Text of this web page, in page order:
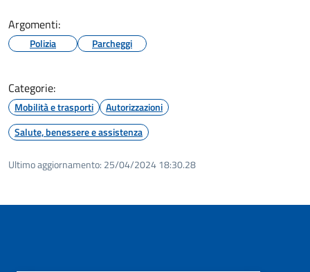
Argomenti:
Polizia Parcheggi
Categorie:
Mobilità e trasporti
Autorizzazioni
Salute, benessere e assistenza
Ultimo aggiornamento: 25/04/2024 18:30.28